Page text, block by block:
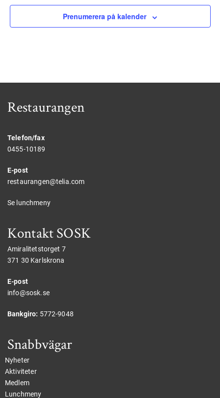
Prenumerera på kalender
Restaurangen
Telefon/fax
0455-10189
E-post
restaurangen@telia.com
Se lunchmeny
Kontakt SOSK
Amiralitetstorget 7
371 30 Karlskrona
E-post
info@sosk.se
Bankgiro: 5772-9048
Snabbvägar
Nyheter
Aktiviteter
Medlem
Lunchmeny